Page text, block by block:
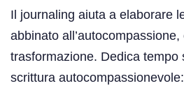
Il journaling aiuta a elaborare
abbinato
trasformazione. Dedica tempo
scrittura autocompassionevole: